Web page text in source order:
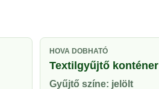
HOVA DOBHATÓ
Textilgyűjtő konténer
Gyűjtő színe: jelölt